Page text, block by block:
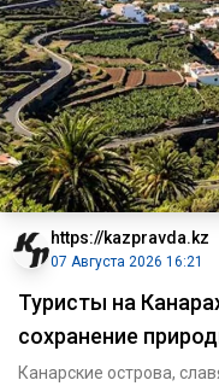
https://kazpravda.kz
07 Августа 2026 16:21
Туристы на
сохранение
Канарские острова,